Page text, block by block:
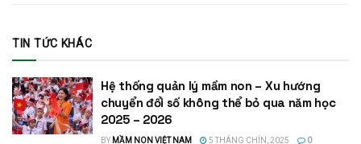
TIN TỨC KHÁC
Hệ thống quản lý mầm non – Xu hướng
chuyển đổi số không thể bỏ qua năm học
2025 – 2026
BY MẦM NON VIỆT NAM 5 THÁNG CHÍN, 2025 0